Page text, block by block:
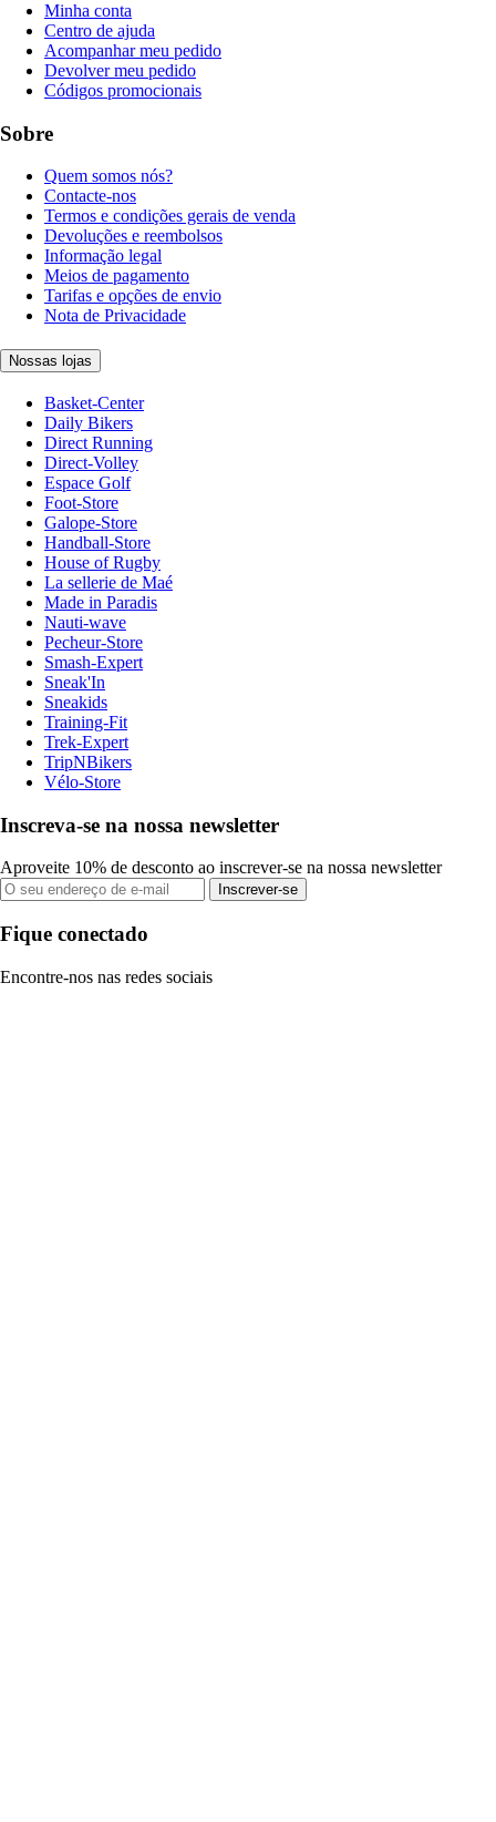
Minha conta
Centro de ajuda
Acompanhar meu pedido
Devolver meu pedido
Códigos promocionais
Sobre
Quem somos nós?
Contacte-nos
Termos e condições gerais de venda
Devoluções e reembolsos
Informação legal
Meios de pagamento
Tarifas e opções de envio
Nota de Privacidade
Nossas lojas
Basket-Center
Daily Bikers
Direct Running
Direct-Volley
Espace Golf
Foot-Store
Galope-Store
Handball-Store
House of Rugby
La sellerie de Maé
Made in Paradis
Nauti-wave
Pecheur-Store
Smash-Expert
Sneak'In
Sneakids
Training-Fit
Trek-Expert
TripNBikers
Vélo-Store
Inscreva-se na nossa newsletter
Aproveite 10% de desconto ao inscrever-se na nossa newsletter
Inscrever-se
Fique conectado
Encontre-nos nas redes sociais